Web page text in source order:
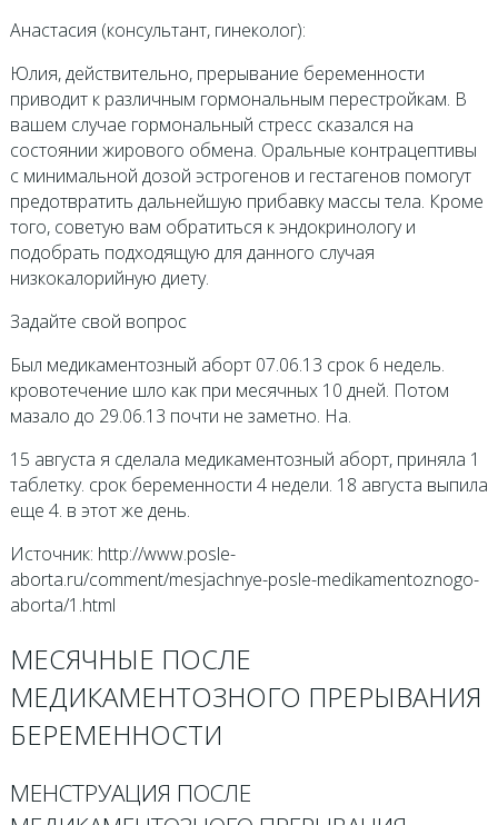
Анастасия (консультант, гинеколог):
Юлия, действительно, прерывание беременности
приводит к различным гормональным перестройкам. В
вашем случае гормональный стресс сказался на
состоянии жирового обмена. Оральные контрацептивы
с минимальной дозой эстрогенов и гестагенов помогут
предотвратить дальнейшую прибавку массы тела. Кроме
того, советую вам обратиться к эндокринологу и
подобрать подходящую для данного случая
низкокалорийную диету.
Задайте свой вопрос
Был медикаментозный аборт 07.06.13 срок 6 недель.
кровотечение шло как при месячных 10 дней. Потом
мазало до 29.06.13 почти не заметно. На.
15 августа я сделала медикаментозный аборт, приняла 1
таблетку. срок беременности 4 недели. 18 августа выпила
еще 4. в этот же день.
Источник: http://www.posle-
aborta.ru/comment/mesjachnye-posle-medikamentoznogo-
aborta/1.html
МЕСЯЧНЫЕ ПОСЛЕ
МЕДИКАМЕНТОЗНОГО ПРЕРЫВАНИЯ
БЕРЕМЕННОСТИ
МЕНСТРУАЦИЯ ПОСЛЕ